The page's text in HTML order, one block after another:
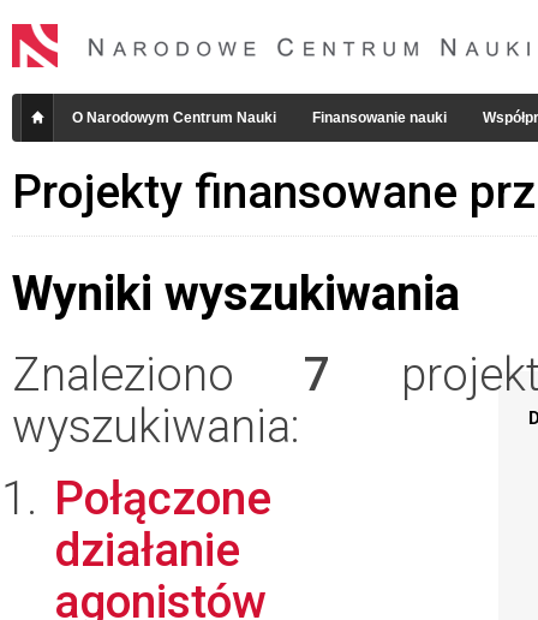
O Narodowym Centrum Nauki Finansowanie nauki
Projekty finansowane
Wyniki wyszukiwania
Znaleziono 7
wyszukiwania:
Połączone
działanie
agonistów